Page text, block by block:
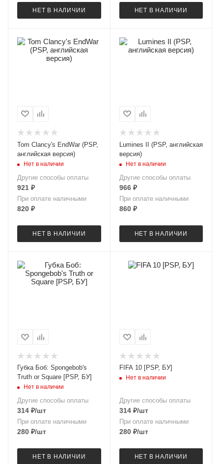
НЕТ В НАЛИЧИИ НЕТ В НАЛИЧИИ
Tom Clancy's EndWar (PSP,
английская версия)
Нет в наличии
Другие способы оплаты
921 ₽
При оплате наличными
820 ₽
НЕТ В НАЛИЧИИ
Lumines II (PSP, английская
версия)
Нет в наличии
Другие способы оплаты
966₽
При оплате наличными
860₽
НЕТ В НАЛИЧИИ
Губка Боб: Spongebob's
Truth or Square [PSP, БУ]
Нет в наличии
Другие способы оплаты
314 ₽/шт
При оплате наличными
280 ₽/шт
НЕТ В НАЛИЧИИ
FIFA 10 [PSP, БУ]
Нет в наличии
Другие способы оплаты
314₽/шт
При оплате наличными
280₽/шт
НЕТ В НАЛИЧИИ